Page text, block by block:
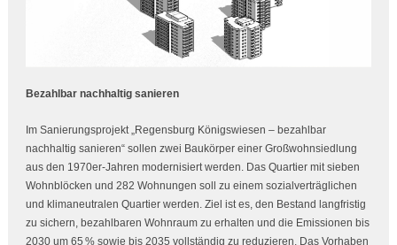
Bezahlbar nachhaltig sanieren
Im Sanierungsprojekt „Regensburg Königswiesen – bezahlbar
nachhaltig sanieren“ sollen zwei Baukörper einer Großwohnsiedlung
aus den 1970er‑Jahren modernisiert werden. Das Quartier mit sieben
Wohnblöcken und 282 Wohnungen soll zu einem sozialverträglichen
und klimaneutralen Quartier werden. Ziel ist es, den Bestand langfristig
zu sichern, bezahlbaren Wohnraum zu erhalten und die Emissionen bis
2030 um 65 % sowie bis 2035 vollständig zu reduzieren. Das Vorhaben